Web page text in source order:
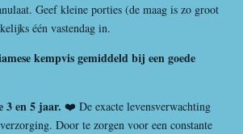
Geef kleine porties (de maag is zo groot
één vastendag in.
kempvis gemiddeld bij een goede
3 en 5 jaar. ❤️ De exacte levensverwachting
Door te zorgen voor een constante